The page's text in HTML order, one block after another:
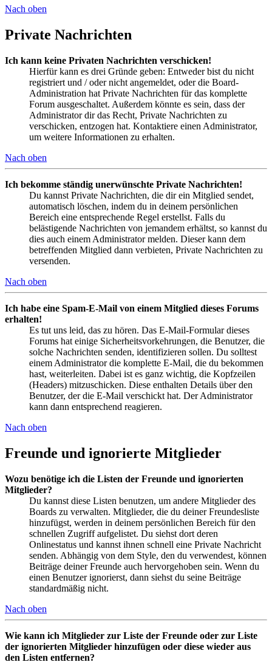
Nach oben
Private Nachrichten
Ich kann keine Privaten Nachrichten verschicken!
Hierfür kann es drei Gründe geben: Entweder bist du nicht
registriert und / oder nicht angemeldet, oder die Board-
Administration hat Private Nachrichten für das komplette
Forum ausgeschaltet. Außerdem könnte es sein, dass der
Administrator dir das Recht, Private Nachrichten zu
verschicken, entzogen hat. Kontaktiere einen Administrator,
um weitere Informationen zu erhalten.
Nach oben
Ich bekomme ständig unerwünschte Private Nachrichten!
Du kannst Private Nachrichten, die dir ein Mitglied sendet,
automatisch löschen, indem du in deinem persönlichen
Bereich eine entsprechende Regel erstellst. Falls du
belästigende Nachrichten von jemandem erhältst, so kannst du
dies auch einem Administrator melden. Dieser kann dem
betreffenden Mitglied dann verbieten, Private Nachrichten zu
versenden.
Nach oben
Ich habe eine Spam-E-Mail von einem Mitglied dieses Forums
erhalten!
Es tut uns leid, das zu hören. Das E-Mail-Formular dieses
Forums hat einige Sicherheitsvorkehrungen, die Benutzer, die
solche Nachrichten senden, identifizieren sollen. Du solltest
einem Administrator die komplette E-Mail, die du bekommen
hast, weiterleiten. Dabei ist es ganz wichtig, die Kopfzeilen
(Headers) mitzuschicken. Diese enthalten Details über den
Benutzer, der die E-Mail verschickt hat. Der Administrator
kann dann entsprechend reagieren.
Nach oben
Freunde und ignorierte Mitglieder
Wozu benötige ich die Listen der Freunde und ignorierten
Mitglieder?
Du kannst diese Listen benutzen, um andere Mitglieder des
Boards zu verwalten. Mitglieder, die du deiner Freundesliste
hinzufügst, werden in deinem persönlichen Bereich für den
schnellen Zugriff aufgelistet. Du siehst dort deren
Onlinestatus und kannst ihnen schnell eine Private Nachricht
senden. Abhängig von dem Style, den du verwendest, können
Beiträge deiner Freunde auch hervorgehoben sein. Wenn du
einen Benutzer ignorierst, dann siehst du seine Beiträge
standardmäßig nicht.
Nach oben
Wie kann ich Mitglieder zur Liste der Freunde oder zur Liste
der ignorierten Mitglieder hinzufügen oder diese wieder aus
den Listen entfernen?